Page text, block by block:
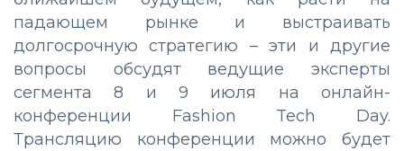
падающем рынке и выстраивать
долгосрочную стратегию – эти и другие
вопросы обсудят ведущие эксперты
сегмента 8 и 9 июля на онлайн-
конференции Fashion Tech Day.
Трансляцию конференции можно будет